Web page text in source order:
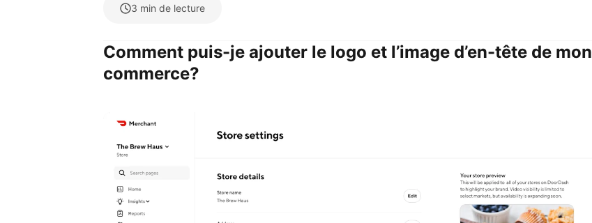
3 min de lecture
Comment puis-je ajouter le logo et l’image d’en-tête de mon
commerce?